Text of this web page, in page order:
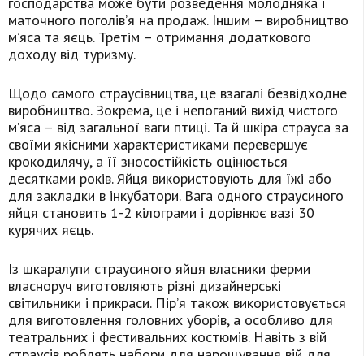
маточного поголів’я на продаж. Іншим – виробництво
м’яса та яєць. Третім – отримання додаткового
доходу від туризму.
Щодо самого страусівництва, це взагалі безвідходне
виробництво. Зокрема, це і непоганий вихід чистого
м’яса – від загальної ваги птиці. Та й шкіра страуса за
своїми якісними характеристиками перевершує
крокодилячу, а її зносостійкість оцінюється
десятками років. Яйця використовують для їжі або
для закладки в інкубатори. Вага одного страусиного
яйця становить 1-2 кілограми і дорівнює вазі 30
курячих яєць.
Із шкаралупи страусиного яйця власники ферми
власноруч виготовляють різні дизайнерські
світильники і прикраси. Пір’я також використовується
для виготовлення головних уборів, а особливо для
театральних і фестивальних костюмів. Навіть з вій